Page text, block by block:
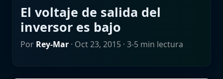
El voltaje de salida del
inversor es bajo
Por Rey-Mar · Oct 23, 2015 · 3-5 min lectura